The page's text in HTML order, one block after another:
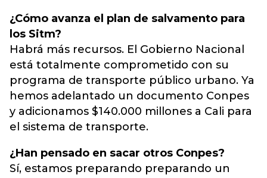
¿Cómo avanza el plan de salvamento para
los Sitm?
Habrá más recursos. El Gobierno Nacional
está totalmente comprometido con su
programa de transporte público urbano. Ya
hemos adelantado un documento Conpes
y adicionamos $140.000 millones a Cali para
el sistema de transporte.
¿Han pensado en sacar otros Conpes?
Sí, estamos preparando preparando un